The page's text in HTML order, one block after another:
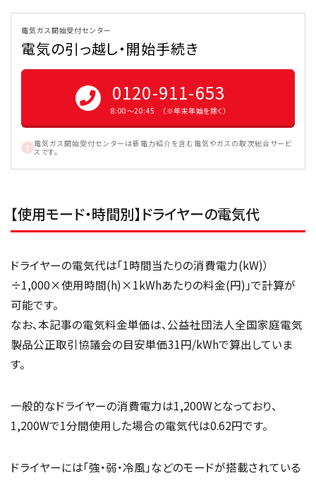
電気ガス開始受付センター
電気の引っ越し・開始手続き
0120-911-653
8:00〜20:45 （※年末年始を除く）
電気ガス開始受付センターは新電力紹介を含む電気やガスの取次総合サービ
スです。
【使用モード・時間別】ドライヤーの電気代
ドライヤーの電気代は「1時間当たりの消費電力(kW)）
÷1,000×使用時間(h)×1kWhあたりの料金(円)」で計算が
可能です。
なお、本記事の電気料金単価は、公益社団法人全国家庭電気
製品公正取引協議会の目安単価31円/kWhで算出していま
す。
一般的なドライヤーの消費電力は1,200Wとなっており、
1,200Wで1分間使用した場合の電気代は0.62円です。
ドライヤーには「強・弱・冷風」などのモードが搭載されている